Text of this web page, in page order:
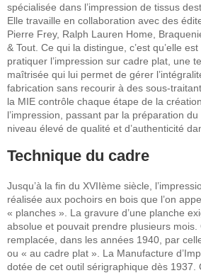
spécialisée dans l’impression de tissus
Elle travaille en collaboration avec des
Pierre Frey, Ralph Lauren Home,
& Tout. Ce qui la distingue, c’est qu’elle
pratiquer l’impression sur cadre plat, une
maîtrisée qui lui permet de gérer
fabrication sans recourir à des sous-
la MIE contrôle chaque étape de la
l’impression, passant par la préparation
niveau élevé de qualité et d’authenticité
Technique du cadre
Jusqu’à la fin du XVIIème siècle,
réalisée aux pochoirs en bois que l’on
« planches ». La gravure d’une planche
absolue et pouvait prendre plusieurs mois.
remplacée, dans les années 1940, par
ou « au cadre plat ». La Manufacture
dotée de cet outil sérigraphique dès 1937.